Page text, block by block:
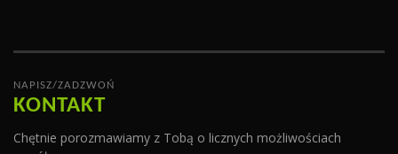
NAPISZ/ZADZWOŃ
KONTAKT
Chętnie porozmawiamy z Tobą o licznych możliwościach